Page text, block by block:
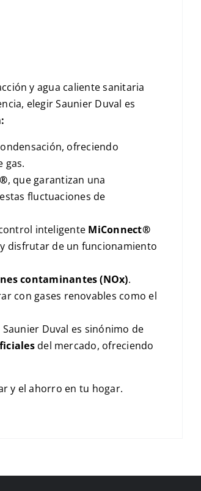
y agua caliente sanitaria
elegir Saunier Duval es
ofreciendo
gas.
, que garantizan una
fluctuaciones de
inteligente MiConnect®
y disfrutar de un funcionamiento
contaminantes (NOx).
con gases renovables como el
Duval es sinónimo de
del mercado, ofreciendo
y el ahorro en tu hogar.